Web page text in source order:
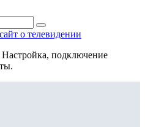
о телевидении
подключение